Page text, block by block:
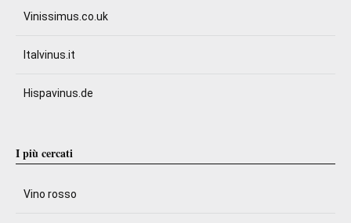
Vinissimus.co.uk
Italvinus.it
Hispavinus.de
I più cercati
Vino rosso